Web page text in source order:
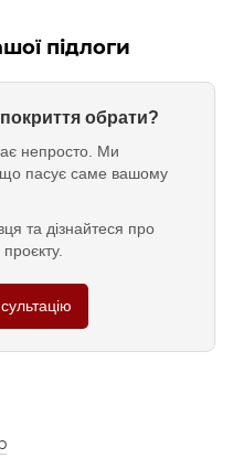
підлоги
обрати?
непросто. Ми
пасує саме вашому
та дізнайтеся про